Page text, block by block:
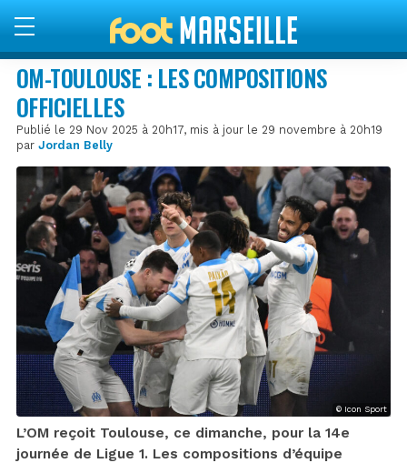
OM-TOULOUSE : LES COMPOSITIONS
OFFICIELLES
Publié le 29 Nov 2025 à 20h17, mis à jour le 29 novembre à 20h19
par Jordan Belly
© Icon Sport
L’OM reçoit Toulouse, ce dimanche, pour la 14e
journée de Ligue 1. Les compositions d’équipe